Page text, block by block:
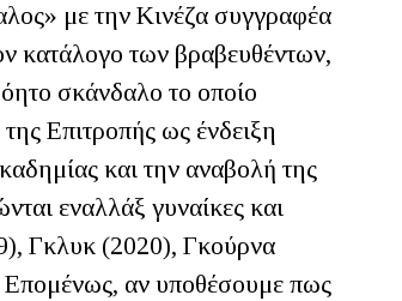
με την Κινέζα συγγραφέα
κατάλογο των βραβευθέντων,
σκάνδαλο το οποίο
Επιτροπής ως ένδειξη
και την αναβολή της
εναλλάξ γυναίκες και
Γκλυκ (2020), Γκούρνα
αν υποθέσουμε πως